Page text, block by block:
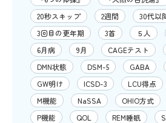
20秒スキップ
2週間 30代以
3回目の更年期
3首 ５人
6月病
9月 CAGEテスト
DMN状態
DSM-5 GABA
GW明け
ICSD-3 LCU得点
M機能
NaSSA OHIO方式
P機能
QOL REM睡眠